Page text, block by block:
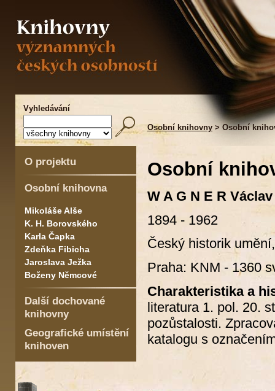
Vyhledávání
Osobní knihovny > Osobní
O projektu
Osobní knihovna
Mikoláše Alše
K. H. Borovského
Karla Čapka
Zdeňka Fibicha
Jaroslava Ježka
Boženy Němcové
Další dochované
knihovny
Geografické umístění
knihoven
Osobní
W A G N E R Václav
1894 - 1962
Český historik
Praha: KNM - 1360
Charakteristika a
literatura 1. pol. 20.
pozůstalosti.
katalogu s